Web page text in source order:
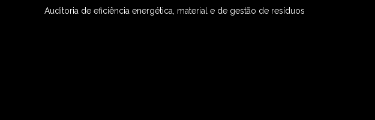
Auditoria de eficiência energética, material e de gestão de resíduos